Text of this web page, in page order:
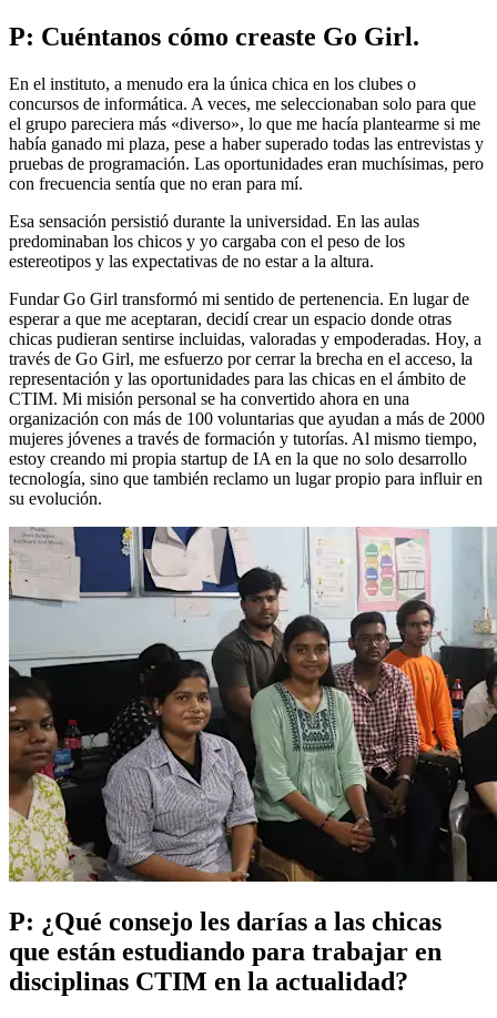
P: Cuéntanos cómo creaste Go Girl.
En el instituto, a menudo era la única chica en los clubes o
concursos de informática. A veces, me seleccionaban solo para que
el grupo pareciera más «diverso», lo que me hacía plantearme si me
había ganado mi plaza, pese a haber superado todas las entrevistas y
pruebas de programación. Las oportunidades eran muchísimas, pero
con frecuencia sentía que no eran para mí.
Esa sensación persistió durante la universidad. En las aulas
predominaban los chicos y yo cargaba con el peso de los
estereotipos y las expectativas de no estar a la altura.
Fundar Go Girl transformó mi sentido de pertenencia. En lugar de
esperar a que me aceptaran, decidí crear un espacio donde otras
chicas pudieran sentirse incluidas, valoradas y empoderadas. Hoy, a
través de Go Girl, me esfuerzo por cerrar la brecha en el acceso, la
representación y las oportunidades para las chicas en el ámbito de
CTIM. Mi misión personal se ha convertido ahora en una
organización con más de 100 voluntarias que ayudan a más de 2000
mujeres jóvenes a través de formación y tutorías. Al mismo tiempo,
estoy creando mi propia startup de IA en la que no solo desarrollo
tecnología, sino que también reclamo un lugar propio para influir en
su evolución.
P: ¿Qué consejo les darías a las chicas
que están estudiando para trabajar en
disciplinas CTIM en la actualidad?